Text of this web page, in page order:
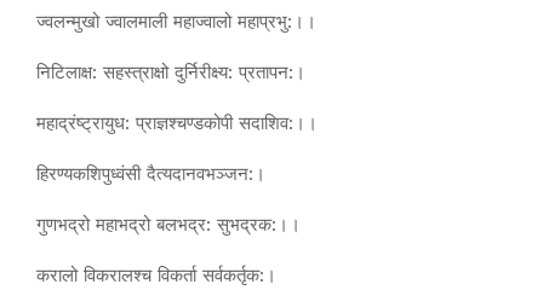
ज्वलन्मुखो ज्वालमाली महाज्वालो महाप्रभु:।।
निटिलाक्ष: सहस्त्राक्षो दुर्निरीक्ष्य: प्रतापन:।
महाद्रंष्ट्रायुध: प्राज्ञश्चण्डकोपी सदाशिव:।।
हिरण्यकशिपुध्वंसी दैत्यदानवभञ्जन:।
गुणभद्रो महाभद्रो बलभद्र: सुभद्रक:।।
करालो विकरालश्च विकर्ता सर्वकर्तृक:।